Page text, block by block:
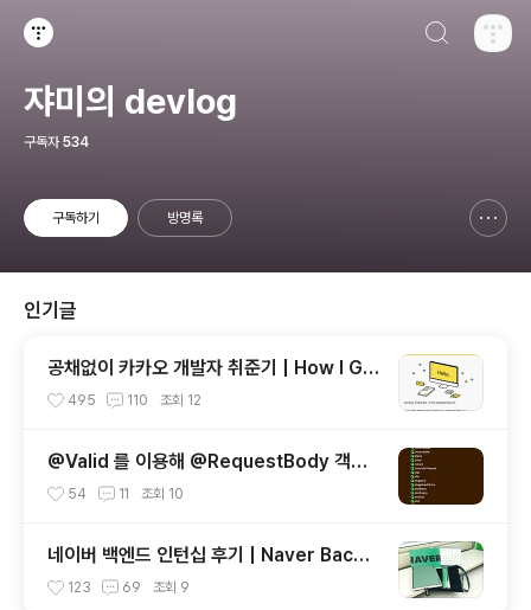
쟈미의 devlog
구독자 534
구독하기 방명록
인기글
공채없이 카카오 개발자 취준기 | How I Go
t a Developer Job at Kakao Without
495 110 조회 12
@Valid 를 이용해 @RequestBody 객체
검증하기 | Validating @RequestBody
54 11 조회 10
네이버 백엔드 인턴십 후기 | Naver Backe
nd Internship Review
123 69 조회 9